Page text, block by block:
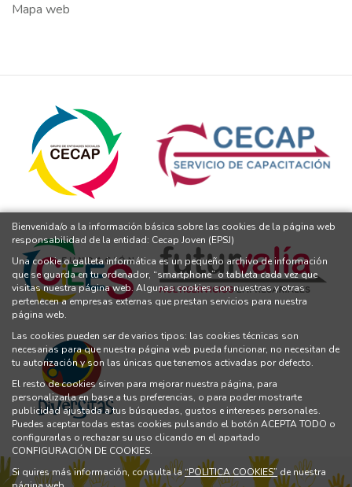
Mapa web
Bienvenida/o a la información básica sobre las cookies de la página web
responsabilidad de la entidad: Cecap Joven (EPSJ)
Una cookie o galleta informática es un pequeño archivo de información
que se guarda en tu ordenador, “smartphone” o tableta cada vez que
visitas nuestra página web. Algunas cookies son nuestras y otras
pertenecen a empresas externas que prestan servicios para nuestra
página web.
Las cookies pueden ser de varios tipos: las cookies técnicas son
necesarias para que nuestra página web pueda funcionar, no necesitan de
tu autorización y son las únicas que tenemos activadas por defecto.
El resto de cookies sirven para mejorar nuestra página, para
personalizarla en base a tus preferencias, o para poder mostrarte
publicidad ajustada a tus búsquedas, gustos e intereses personales.
Puedes aceptar todas estas cookies pulsando el botón ACEPTA TODO o
configurarlas o rechazar su uso clicando en el apartado
CONFIGURACIÓN DE COOKIES.
Si quires más información, consulta la“POLITICA COOKIES” de nuestra